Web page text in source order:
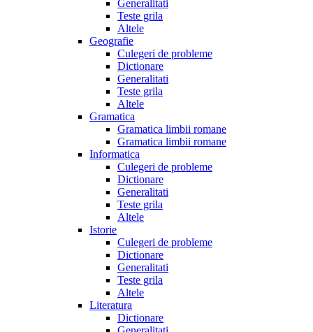
Generalitati
Teste grila
Altele
Geografie
Culegeri de probleme
Dictionare
Generalitati
Teste grila
Altele
Gramatica
Gramatica limbii romane
Gramatica limbii romane
Informatica
Culegeri de probleme
Dictionare
Generalitati
Teste grila
Altele
Istorie
Culegeri de probleme
Dictionare
Generalitati
Teste grila
Altele
Literatura
Dictionare